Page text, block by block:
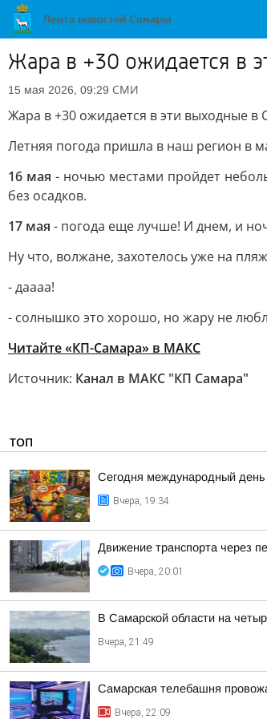
Жара в +30 ожидается в
15 мая 2026, 09:29 СМИ
Жара в +30 ожидается в эти выходные в
Летняя погода пришла в наш регион в
16 мая - ночью местами пройдет
без осадков.
17 мая - погода еще лучше! И днем, и
Ну что, волжане, захотелось уже на
- даааа!
- солнышко это хорошо, но жару не
Читайте «КП-Самара» в МАКС
Источник: Канал в МАКС "КП Самара"
ТОП
Сегодня международный день
Вчера, 19:34
Движение транспорта через
Вчера, 20:01
В Самарской области на
Вчера, 21:49
Самарская телебашня
Вчера, 22:09